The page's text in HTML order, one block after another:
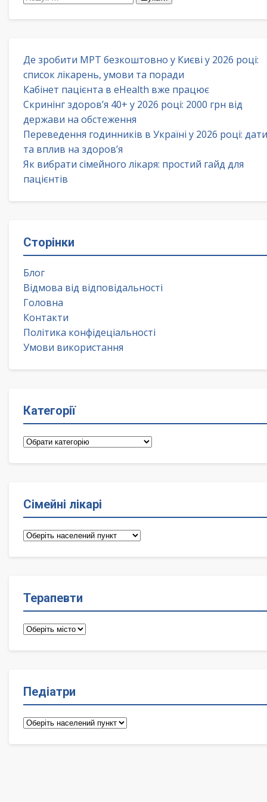
Де зробити МРТ безкоштовно у Києві у 2026 році:
список лікарень, умови та поради
Кабінет пацієнта в eHealth вже працює
Скринінг здоров’я 40+ у 2026 році: 2000 грн від
держави на обстеження
Переведення годинників в Україні у 2026 році: дати
та вплив на здоров’я
Як вибрати сімейного лікаря: простий гайд для
пацієнтів
Сторінки
Блог
Відмова від відповідальності
Головна
Контакти
Політика конфідеціальності
Умови використання
Категорії
Категорії
Сімейні лікарі
Сімейні
Терапевти
Терапевти
Педіатри
Педіатри